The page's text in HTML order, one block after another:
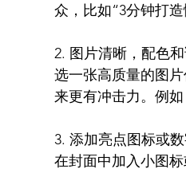
众，比如“3分钟打
2. 图片清晰，配色
选一张高质量的图
来更有冲击力。例
3. 添加亮点图标或
在封面中加入小图